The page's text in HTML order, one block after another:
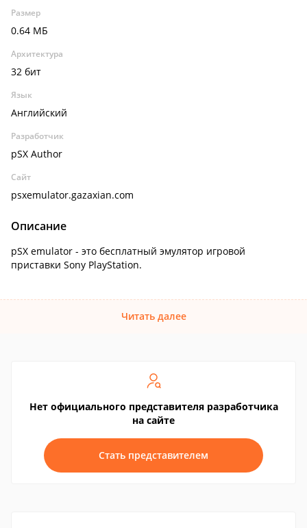
Размер
0.64 МБ
Архитектура
32 бит
Язык
Английский
Разработчик
pSX Author
Сайт
psxemulator.gazaxian.com
Описание
pSX emulator - это бесплатный эмулятор игровой
приставки Sony PlayStation.
Читать далее
Нет официального представителя разработчика
на сайте
Стать представителем